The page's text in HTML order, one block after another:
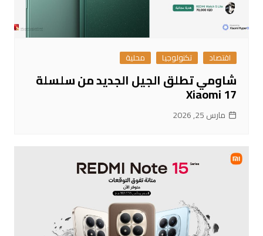
اقتصاد تكنولوجيا محلية
شاومي تطلق الجيل الجديد من سلسلة
Xiaomi 17
مارس 25, 2026